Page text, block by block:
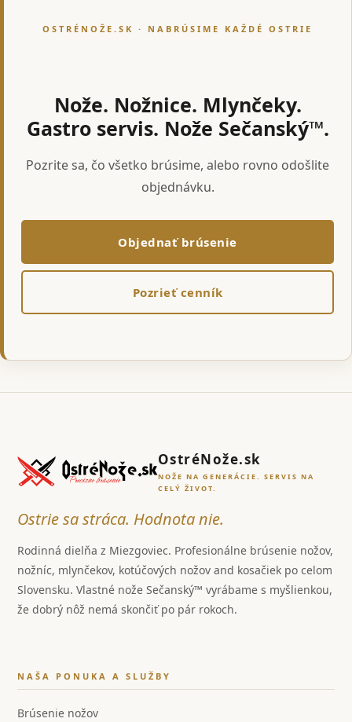
OSTRÉNOŽE.SK · NABRÚSIME KAŽDÉ OSTRIE
Nože. Nožnice. Mlynčeky.
Gastro servis. Nože Sečanský™.
Pozrite sa, čo všetko brúsime, alebo rovno odošlite
objednávku.
Objednať brúsenie
Pozrieť cenník
OstréNože.sk
NOŽE NA GENERÁCIE. SERVIS NA
CELÝ ŽIVOT.
Ostrie sa stráca. Hodnota nie.
Rodinná dielňa z Miezgoviec. Profesionálne brúsenie nožov,
nožníc, mlynčekov, kotúčových nožov and kosačiek po celom
Slovensku. Vlastné nože Sečanský™ vyrábame s myšlienkou,
že dobrý nôž nemá skončiť po pár rokoch.
NAŠA PONUKA A SLUŽBY
Brúsenie nožov